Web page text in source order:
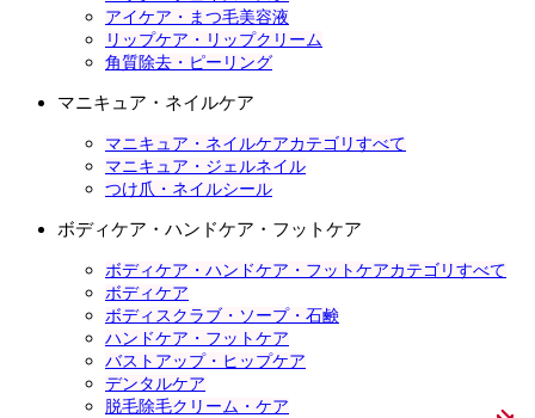
アイケア・まつ毛美容液
リップケア・リップクリーム
角質除去・ピーリング
マニキュア・ネイルケア
マニキュア・ネイルケアカテゴリすべて
マニキュア・ジェルネイル
つけ爪・ネイルシール
ボディケア・ハンドケア・フットケア
ボディケア・ハンドケア・フットケアカテゴリすべて
ボディケア
ボディスクラブ・ソープ・石鹸
ハンドケア・フットケア
バストアップ・ヒップケア
デンタルケア
脱毛除毛クリーム・ケア